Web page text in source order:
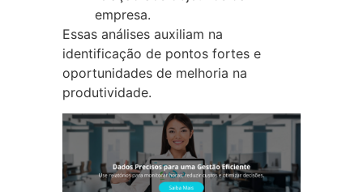
empresa.
Essas análises auxiliam na
identificação de pontos fortes e
oportunidades de melhoria na
produtividade.